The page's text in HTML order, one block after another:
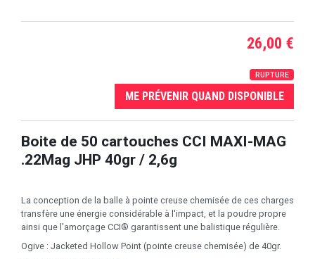
26,00 €
RUPTURE
ME PRÉVENIR QUAND DISPONIBLE
Boite de 50 cartouches CCI MAXI-MAG
.22Mag JHP 40gr / 2,6g
La conception de la balle à pointe creuse chemisée de ces charges
transfère une énergie considérable à l'impact, et la poudre propre
ainsi que l'amorçage CCI® garantissent une balistique régulière.
Ogive : Jacketed Hollow Point (pointe creuse chemisée) de 40gr.